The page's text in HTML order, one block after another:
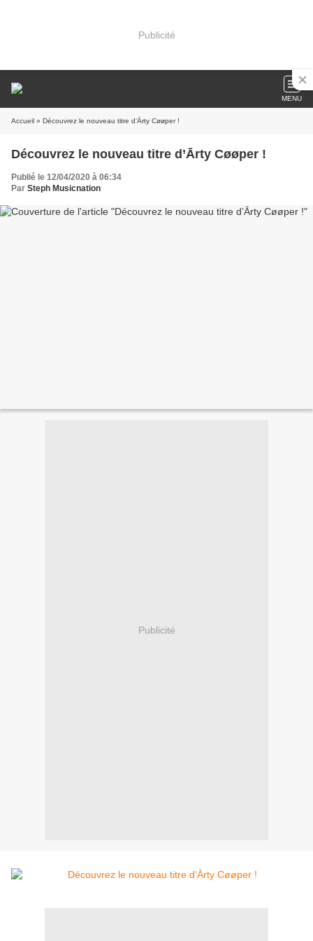
Publicité
MENU
Accueil » Découvrez le nouveau titre d’Ārty Cøøper !
Découvrez le nouveau titre d’Ārty Cøøper !
Publié le 12/04/2020 à 06:34
Par Steph Musicnation
Publicité